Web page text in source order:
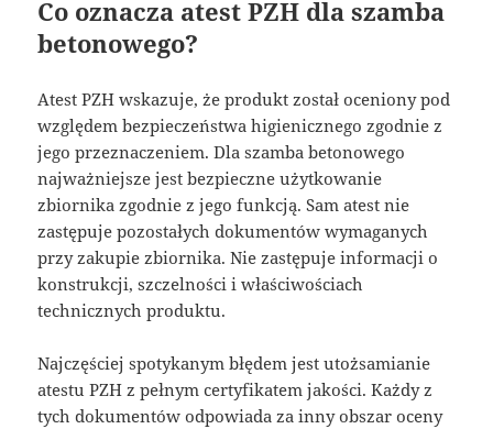
Co oznacza atest PZH dla szamba
betonowego?
Atest PZH wskazuje, że produkt został oceniony pod
względem bezpieczeństwa higienicznego zgodnie z
jego przeznaczeniem. Dla szamba betonowego
najważniejsze jest bezpieczne użytkowanie
zbiornika zgodnie z jego funkcją. Sam atest nie
zastępuje pozostałych dokumentów wymaganych
przy zakupie zbiornika. Nie zastępuje informacji o
konstrukcji, szczelności i właściwościach
technicznych produktu.
Najczęściej spotykanym błędem jest utożsamianie
atestu PZH z pełnym certyfikatem jakości. Każdy z
tych dokumentów odpowiada za inny obszar oceny